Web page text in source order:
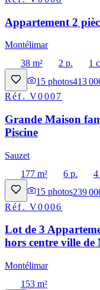
Appartement 2
Montélimar
38 m²
2 p.
1
15 photos413
Réf.V0007
Grande Maison
Piscine
Sauzet
177 m²
6 p. 4
15 photos239
Réf.V0006
Lot de 3
hors centre ville
Montélimar
153 m²